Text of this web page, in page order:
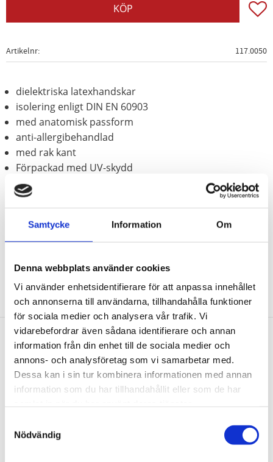
Samtycke Information Om
Denna webbplats använder cookies
Vi använder enhetsidentifierare för att anpassa innehållet
och annonserna till användarna, tillhandahålla funktioner
för sociala medier och analysera vår trafik. Vi
vidarebefordrar även sådana identifierare och annan
information från din enhet till de sociala medier och
annons- och analysföretag som vi samarbetar med.
Dessa kan i sin tur kombinera informationen med annan
information som du har tillhandahållit eller som de har
Nödvändig
KÖP
Artikelnr 117.0050
dielektriska latexhandskar
isolering enligt DIN EN 60903
med anatomisk passform
anti-allergibehandlad
med rak kant
Förpackad med UV-skydd
Vi rekommenderar att underhandskar används för absorption
av hudfunktigheten och bättre ventilation.
Observera:Överdragshandskar för mekaniskt skydd krävs!
Nyhetsbrev